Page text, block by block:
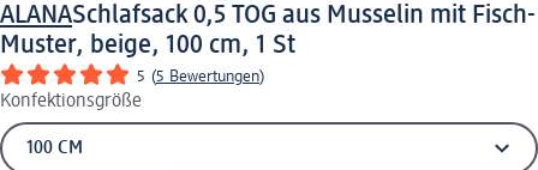
ALANASchlafsack 0,5 TOG aus Musselin mit Fisch-
Muster, beige, 100 cm, 1 St
5 (5 Bewertungen)
Konfektionsgröße